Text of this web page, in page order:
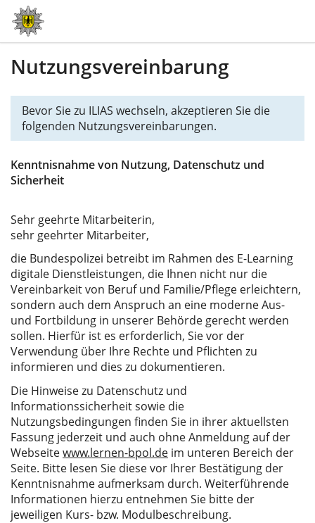
Nutzungsvereinbarung
Bevor Sie zu ILIAS wechseln, akzeptieren Sie die
folgenden Nutzungsvereinbarungen.
Kenntnisnahme von Nutzung, Datenschutz und
Sicherheit
Sehr geehrte Mitarbeiterin,
sehr geehrter Mitarbeiter,
die Bundespolizei betreibt im Rahmen des E-Learning
digitale Dienstleistungen, die Ihnen nicht nur die
Vereinbarkeit von Beruf und Familie/Pflege erleichtern,
sondern auch dem Anspruch an eine moderne Aus-
und Fortbildung in unserer Behörde gerecht werden
sollen. Hierfür ist es erforderlich, Sie vor der
Verwendung über Ihre Rechte und Pflichten zu
informieren und dies zu dokumentieren.
Die Hinweise zu Datenschutz und
Informationssicherheit sowie die
Nutzungsbedingungen finden Sie in ihrer aktuellsten
Fassung jederzeit und auch ohne Anmeldung auf der
Webseitewww.lernen-bpol.de im unteren Bereich der
Seite. Bitte lesen Sie diese vor Ihrer Bestätigung der
Kenntnisnahme aufmerksam durch. Weiterführende
Informationen hierzu entnehmen Sie bitte der
jeweiligen Kurs- bzw. Modulbeschreibung.